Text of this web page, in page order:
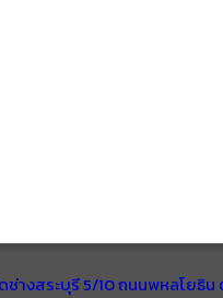
างสระบุรี 5/10 ถนนพหลโยธิ